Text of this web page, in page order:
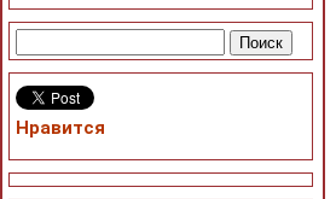
Нравится